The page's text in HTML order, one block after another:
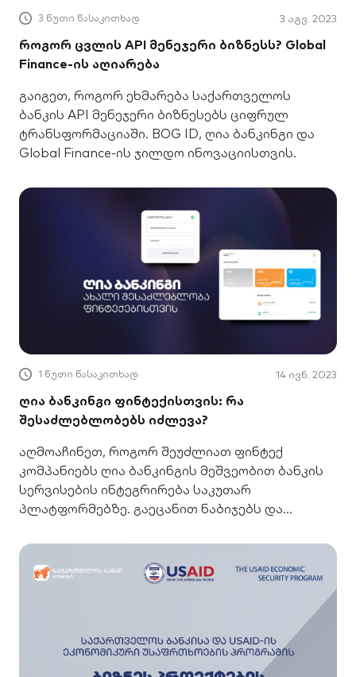
3 წუთი წასაკითხად 3 აგვ. 2023
როგორ ცვლის API მენეჯერი ბიზნესს? Global
Finance-ის აღიარება
გაიგეთ, როგორ ეხმარება საქართველოს
ბანკის API მენეჯერი ბიზნესებს ციფრულ
ტრანსფორმაციაში. BOG ID, ღია ბანკინგი და
Global Finance-ის ჯილდო ინოვაციისთვის.
1 წუთი წასაკითხად 14 ივნ. 2023
ღია ბანკინგი ფინტექისთვის: რა
შესაძლებლობებს იძლევა?
აღმოაჩინეთ, როგორ შეუძლიათ ფინტექ
კომპანიებს ღია ბანკინგის მეშვეობით ბანკის
სერვისების ინტეგრირება საკუთარ
პლატფორმებზე. გაეცანით ნაბიჯებს და